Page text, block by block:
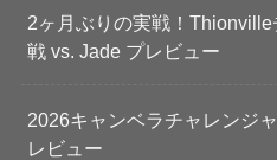
2ヶ月ぶりの実戦！
戦 vs. Jade プレビュー
2026キャンベラチャレンジ
レビュー